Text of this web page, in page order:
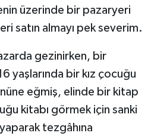
üzerinde bir pazaryeri
satın almayı pek severim.
gezinirken, bir
yaşlarında bir kız çocuğu
eğmiş, elinde bir kitap
kitabı görmek için sanki
tezgâhına